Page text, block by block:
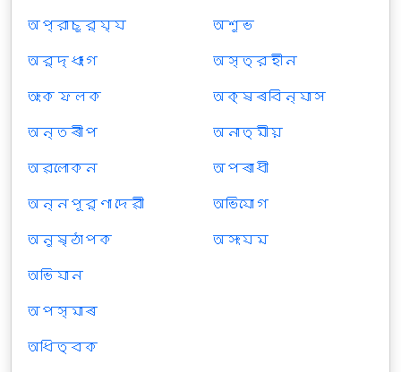
অপ্রাচুর্য্য
অর্দ্ধাংগ
অংক ফলক
অন্তৰীপ
অৱলোকন
অন্নপূর্ণা দেৱী
অনুষ্ঠাপক
অশুভ
অস্ত্রহীন
অক্ষৰবিন্যাস
অনাত্মীয়
অপৰাধী
অভিযোগ
অসংযম
অভিযান
অপস্মাৰ
অধিত্বক